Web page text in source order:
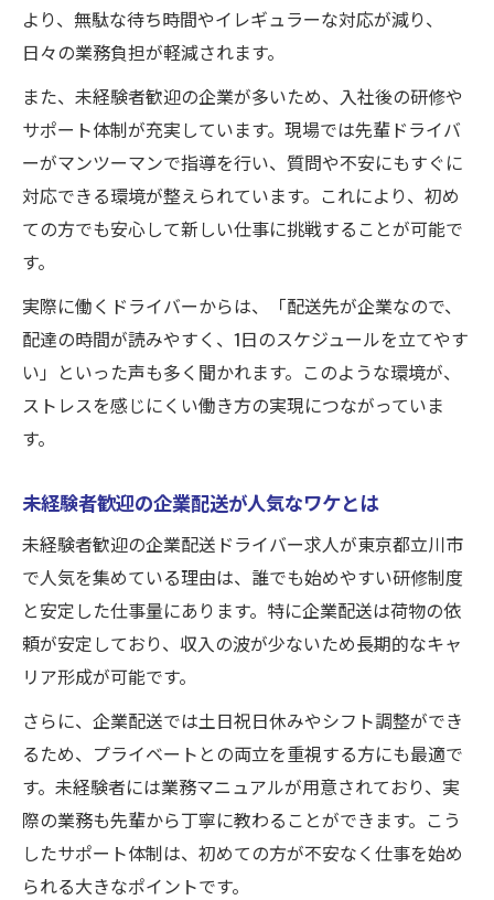
より、無駄な待ち時間やイレギュラーな対応が減り、
日々の業務負担が軽減されます。
また、未経験者歓迎の企業が多いため、入社後の研修や
サポート体制が充実しています。現場では先輩ドライバ
ーがマンツーマンで指導を行い、質問や不安にもすぐに
対応できる環境が整えられています。これにより、初め
ての方でも安心して新しい仕事に挑戦することが可能で
す。
実際に働くドライバーからは、「配送先が企業なので、
配達の時間が読みやすく、1日のスケジュールを立てやす
い」といった声も多く聞かれます。このような環境が、
ストレスを感じにくい働き方の実現につながっていま
す。
未経験者歓迎の企業配送が人気なワケとは
未経験者歓迎の企業配送ドライバー求人が東京都立川市
で人気を集めている理由は、誰でも始めやすい研修制度
と安定した仕事量にあります。特に企業配送は荷物の依
頼が安定しており、収入の波が少ないため長期的なキャ
リア形成が可能です。
さらに、企業配送では土日祝日休みやシフト調整ができ
るため、プライベートとの両立を重視する方にも最適で
す。未経験者には業務マニュアルが用意されており、実
際の業務も先輩から丁寧に教わることができます。こう
したサポート体制は、初めての方が不安なく仕事を始め
られる大きなポイントです。